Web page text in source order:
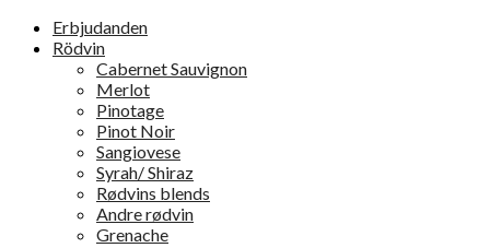
Erbjudanden
Rödvin
Cabernet Sauvignon
Merlot
Pinotage
Pinot Noir
Sangiovese
Syrah/ Shiraz
Rødvins blends
Andre rødvin
Grenache